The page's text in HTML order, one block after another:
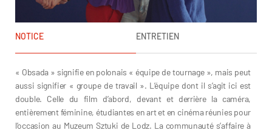
NOTICE ENTRETIEN
« Obsada » signifie en polonais « équipe de tournage », mais peut
aussi signifier « groupe de travail ». L’équipe dont il s’agit ici est
double. Celle du film d’abord, devant et derrière la caméra,
entièrement féminine, étudiantes en art et en cinéma réunies pour
l’occasion au Muzeum Sztuki de Lodz. La communauté s’affaire à